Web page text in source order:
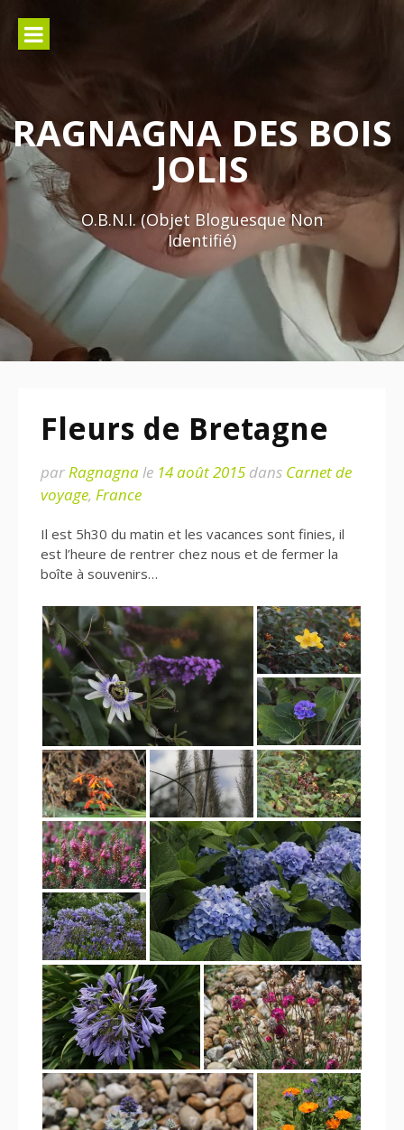
contenu
RAGNAGNA DES BOIS
JOLIS
O.B.N.I. (Objet Bloguesque Non
Identifié)
Fleurs de Bretagne
parRagnagnale 14 août 2015 dans Carnet de
voyage, France
Il est 5h30 du matin et les vacances sont finies, il
est l’heure de rentrer chez nous et de fermer la
boîte à souvenirs…